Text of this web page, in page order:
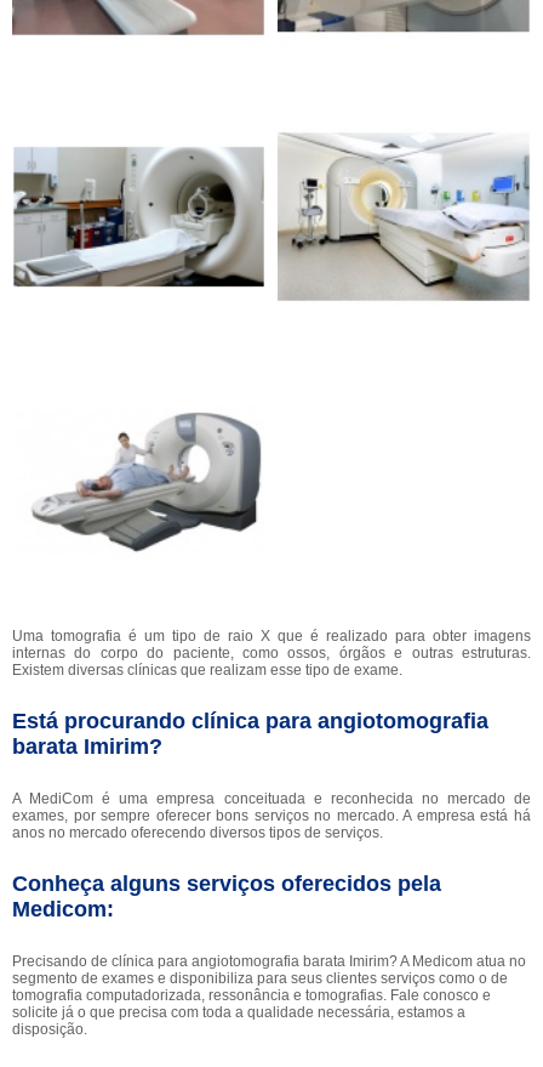
Uma tomografia é um tipo de raio X que é realizado para obter imagens
internas do corpo do paciente, como ossos, órgãos e outras estruturas.
Existem diversas clínicas que realizam esse tipo de exame.
Está procurando clínica para angiotomografia
barata Imirim?
A MediCom é uma empresa conceituada e reconhecida no mercado de
exames, por sempre oferecer bons serviços no mercado. A empresa está há
anos no mercado oferecendo diversos tipos de serviços.
Conheça alguns serviços oferecidos pela
Medicom:
Precisando de clínica para angiotomografia barata Imirim? A Medicom atua no
segmento de exames e disponibiliza para seus clientes serviços como o de
tomografia computadorizada, ressonância e tomografias. Fale conosco e
solicite já o que precisa com toda a qualidade necessária, estamos a
disposição.